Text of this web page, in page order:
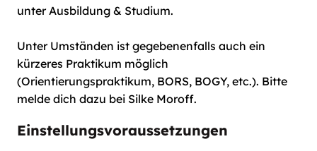
unter Ausbildung & Studium.
Unter Umständen ist gegebenenfalls auch ein
kürzeres Praktikum möglich
(Orientierungspraktikum, BORS, BOGY, etc.). Bitte
melde dich dazu bei Silke Moroff.
Einstellungsvoraussetzungen